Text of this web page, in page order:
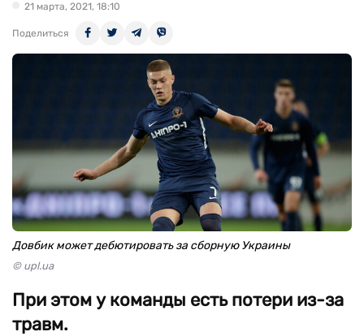
21 марта, 2021, 18:10
Поделиться
Довбик может дебютировать за сборную Украины
© upl.ua
При этом у команды есть потери из-за
травм.